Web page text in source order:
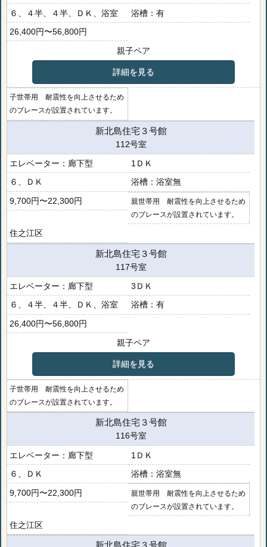
６、４半、４半、ＤＫ、浴室
有
26,400円〜56,800円
親子ペア
詳細を見る
子世帯用 耐震性を向上させるため
のブレースが設置されています。
新北島住宅３号館
112号室
廊下型
1ＤＫ
６、ＤＫ
浴室無
9,700円〜22,300円
親世帯用 耐震性を向上させるため
のブレースが設置されています。
住之江区
新北島住宅３号館
117号室
廊下型
3ＤＫ
６、４半、４半、ＤＫ、浴室
有
26,400円〜56,800円
親子ペア
詳細を見る
子世帯用 耐震性を向上させるため
のブレースが設置されています。
新北島住宅３号館
116号室
廊下型
1ＤＫ
６、ＤＫ
浴室無
9,700円〜22,300円
親世帯用 耐震性を向上させるため
のブレースが設置されています。
住之江区